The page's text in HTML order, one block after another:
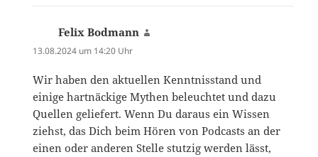
Felix Bodmann
13.08.2024 um 14:20 Uhr
Wir haben den aktuellen Kenntnisstand und
einige hartnäckige Mythen beleuchtet und dazu
Quellen geliefert. Wenn Du daraus ein Wissen
ziehst, das Dich beim Hören von Podcasts an der
einen oder anderen Stelle stutzig werden lässt,